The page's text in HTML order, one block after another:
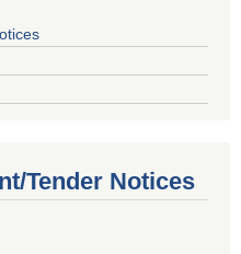
Tender Notices